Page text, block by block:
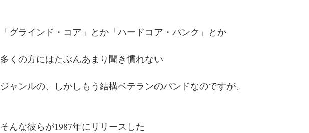
「グラインド・コア」とか「ハードコア・パンク」とか
多くの方にはたぶんあまり聞き慣れない
ジャンルの、しかしもう結構ベテランのバンドなのですが、
そんな彼らが1987年にリリースした